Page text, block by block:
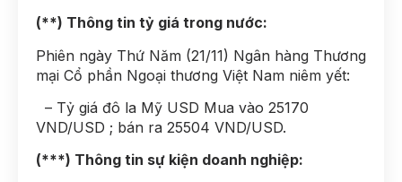
(**) Thông tin tỷ giá trong nước:
Phiên ngày Thứ Năm (21/11) Ngân hàng Thương
mại Cổ phần Ngoại thương Việt Nam niêm yết:
– Tỷ giá đô la Mỹ USD Mua vào 25170
VND/USD ; bán ra 25504 VND/USD.
(***) Thông tin sự kiện doanh nghiệp: